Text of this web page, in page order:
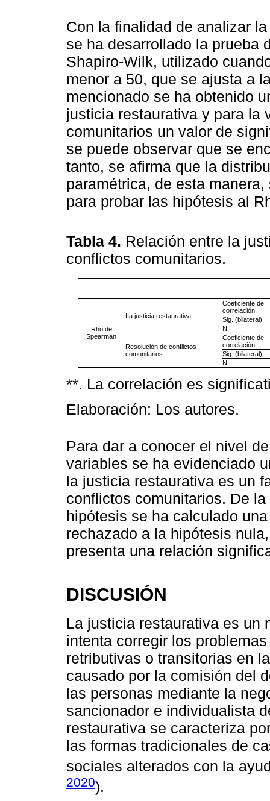
Con la finalidad de analizar
se ha desarrollado la prueba
Shapiro-Wilk, utilizado
menor a 50, que se ajusta a
mencionado se ha obtenido
justicia restaurativa y para la
comunitarios un valor de
se puede observar que se
tanto, se afirma que la
paramétrica, de esta
para probar las hipótesis al
Tabla 4. Relación entre la
conflictos comunitarios.
Rho de
Spearman
La justicia restaurativa
Coeficiente de
correlación
Sig. (bilateral)
N
Resolución de conflictos
comunitarios
Coeficiente de
correlación
Sig. (bilateral)
N
**. La correlación es
Elaboración: Los autores.
Para dar a conocer el nivel
variables se ha evidenciado
la justicia restaurativa es un
conflictos comunitarios. De
hipótesis se ha calculado
rechazado a la hipótesis
presenta una relación
DISCUSIÓN
La justicia restaurativa es un
intenta corregir los
retributivas o transitorias en
causado por la comisión del
las personas mediante la
sancionador e individualista
restaurativa se caracteriza
las formas tradicionales de
sociales alterados con la
2020).